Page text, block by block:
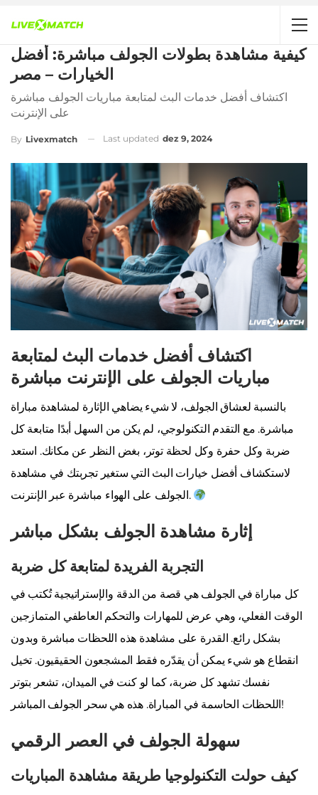
كيفية مشاهدة بطولات الجولف مباشرة: أفضل
الخيارات – مصر
اكتشاف أفضل خدمات البث لمتابعة مباريات الجولف مباشرة
على الإنترنت
By Livexmatch Last updated dez 9, 2024
اكتشاف أفضل خدمات البث لمتابعة
مباريات الجولف على الإنترنت مباشرة
بالنسبة لعشاق الجولف، لا شيء يضاهي الإثارة لمشاهدة مباراة
مباشرة. مع التقدم التكنولوجي، لم يكن من السهل أبدًا متابعة كل
ضربة وكل حفرة وكل لحظة توتر، بغض النظر عن مكانك. استعد
لاستكشاف أفضل خيارات البث التي ستغير تجربتك في مشاهدة
الجولف على الهواء مباشرة عبر الإنترنت.
إثارة مشاهدة الجولف بشكل مباشر
التجربة الفريدة لمتابعة كل ضربة
كل مباراة في الجولف هي قصة من الدقة والإستراتيجية تُكتب في
الوقت الفعلي، وهي عرض للمهارات والتحكم العاطفي المتمازجين
بشكل رائع. القدرة على مشاهدة هذه اللحظات مباشرة وبدون
انقطاع هو شيء يمكن أن يقدّره فقط المشجعون الحقيقيون. تخيل
نفسك تشهد كل ضربة، كما لو كنت في الميدان، تشعر بتوتر
اللحظات الحاسمة في المباراة. هذه هي سحر الجولف المباشر!
سهولة الجولف في العصر الرقمي
كيف حولت التكنولوجيا طريقة مشاهدة المباريات